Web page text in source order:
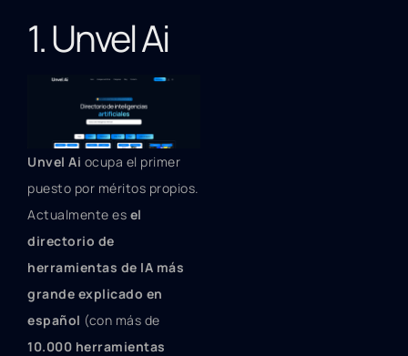
1. Unvel Ai
Unvel Ai ocupa el primer
puesto por méritos propios.
Actualmente es el
directorio de
herramientas de IA más
grande explicado en
español (con más de
10.000 herramientas